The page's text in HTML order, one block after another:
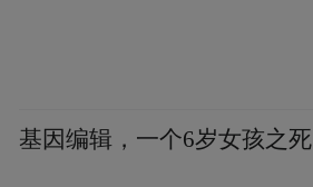
基因编辑，一个6岁女孩之死